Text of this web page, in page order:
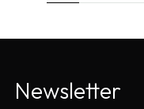
Newsletter